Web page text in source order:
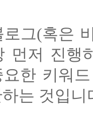
로그(혹은
먼저 진행
요한 키워
는 것입니